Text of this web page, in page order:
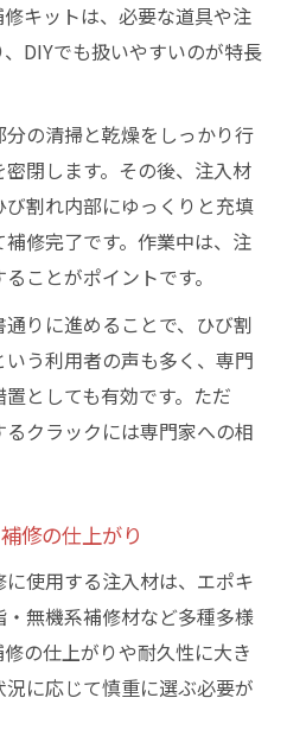
キットは、必要な道具や注
DIYでも扱いやすいのが特長
の清掃と乾燥をしっかり行
閉します。その後、注入材
割れ内部にゆっくりと充填
修完了です。作業中は、注
ことがポイントです。
りに進めることで、ひび割
う利用者の声も多く、専門
としても有効です。ただ
クラックには専門家への相
修の仕上がり
使用する注入材は、エポキ
無機系補修材など多種多様
の仕上がりや耐久性に大き
に応じて慎重に選ぶ必要が